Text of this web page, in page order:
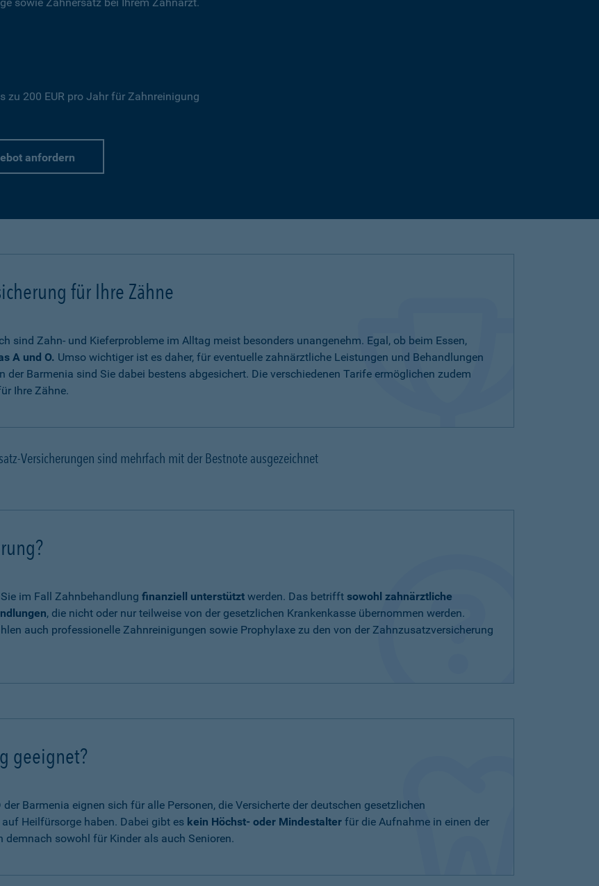
zu 200 EUR pro Jahr für Zahnreinigung
anfordern
für Ihre Zähne
sind Zahn- und Kieferprobleme im Alltag meist besonders unangenehm. Egal, ob beim Essen,
A und O. Umso wichtiger ist es daher, für eventuelle zahnärztliche Leistungen und Behandlungen
Barmenia sind Sie dabei bestens abgesichert. Die verschiedenen Tarife ermöglichen zudem
Ihre Zähne.
Versicherungen sind mehrfach mit der Bestnote ausgezeichnet
im Fall Zahnbehandlung finanziell unterstützt werden. Das betrifft sowohl zahnärztliche
, die nicht oder nur teilweise von der gesetzlichen Krankenkasse übernommen werden.
auch professionelle Zahnreinigungen sowie Prophylaxe zu den von der Zahnzusatzversicherung
geeignet?
Barmenia eignen sich für alle Personen, die Versicherte der deutschen gesetzlichen
Heilfürsorge haben. Dabei gibt es kein Höchst- oder Mindestalter für die Aufnahme in einen der
sowohl für Kinder als auch Senioren.